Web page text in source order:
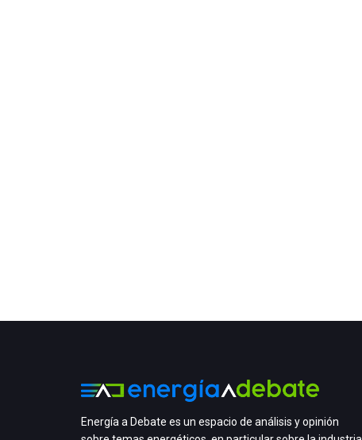
Energía a Debate es un espacio de análisis y opinión